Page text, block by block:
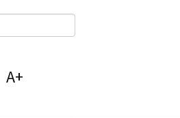
A+